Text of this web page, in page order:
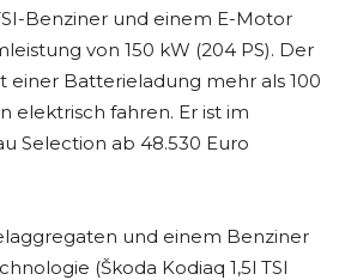
Benziner und einem E-Motor
von 150 kW (204 PS). Der
einer Batterieladung mehr als 100
elektrisch fahren. Er ist im
Selection ab 48.530 Euro
und einem Benziner
(Škoda Kodiaq 1,5l TSI